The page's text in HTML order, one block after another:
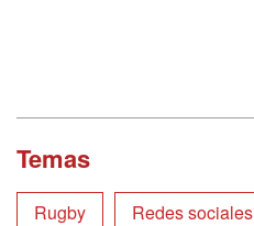
Temas
Rugby Redes sociales